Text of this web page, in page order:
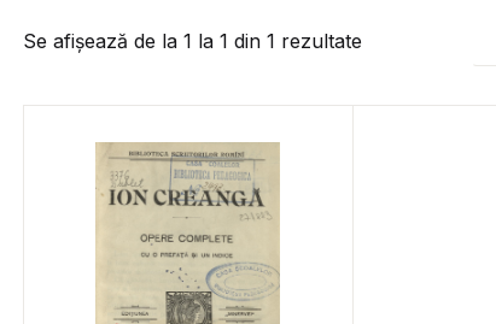
Se afișează de la 1 la 1 din 1 rezultate